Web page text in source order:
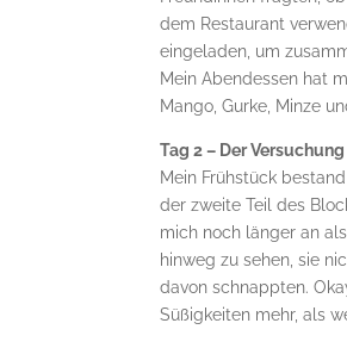
dem Restaurant
eingeladen, um
Mein Abendessen hat
Mango, Gurke, Minze
Tag 2 – Der
Mein Frühstück
der zweite Teil des
mich noch länger an
hinweg zu sehen, sie
davon schnappten.
Süßigkeiten mehr, als